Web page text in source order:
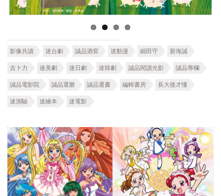
影像共讀 迷台劇 誠品酒窖 迷動漫 細田守 新海誠
吉卜力 迷美劇 迷日劇 迷韓劇 誠品閱讀光影 誠品專欄
誠品電影院 誠品選樂 誠品選書 編輯書房 長大後才懂
迷測驗 迷繪本 迷電影